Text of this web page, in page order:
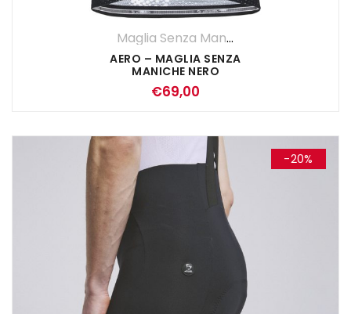
Maglia Senza Maniche
AERO – MAGLIA SENZA
MANICHE NERO
€69,00
-20%